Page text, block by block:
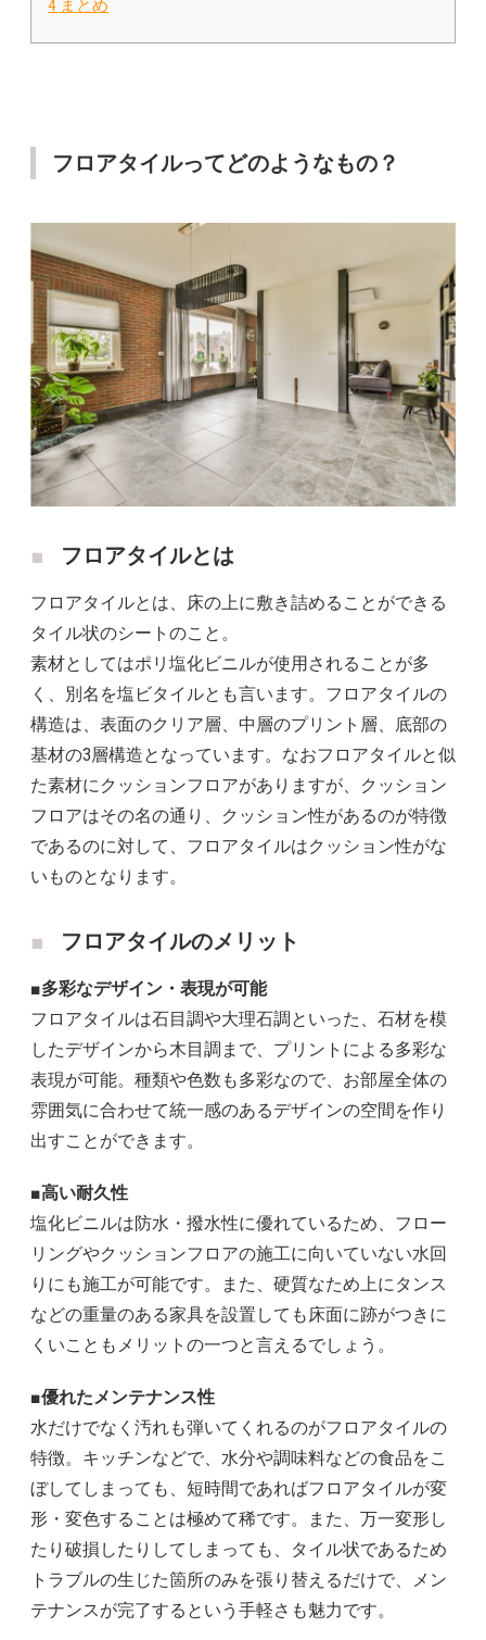
4 まとめ
フロアタイルってどのようなもの？
フロアタイルとは
フロアタイルとは、床の上に敷き詰めることができる
タイル状のシートのこと。
素材としてはポリ塩化ビニルが使用されることが多
く、別名を塩ビタイルとも言います。フロアタイルの
構造は、表面のクリア層、中層のプリント層、底部の
基材の3層構造となっています。なおフロアタイルと似
た素材にクッションフロアがありますが、クッション
フロアはその名の通り、クッション性があるのが特徴
であるのに対して、フロアタイルはクッション性がな
いものとなります。
フロアタイルのメリット
■多彩なデザイン・表現が可能
フロアタイルは石目調や大理石調といった、石材を模
したデザインから木目調まで、プリントによる多彩な
表現が可能。種類や色数も多彩なので、お部屋全体の
雰囲気に合わせて統一感のあるデザインの空間を作り
出すことができます。
■高い耐久性
塩化ビニルは防水・撥水性に優れているため、フロー
リングやクッションフロアの施工に向いていない水回
りにも施工が可能です。また、硬質なため上にタンス
などの重量のある家具を設置しても床面に跡がつきに
くいこともメリットの一つと言えるでしょう。
■優れたメンテナンス性
水だけでなく汚れも弾いてくれるのがフロアタイルの
特徴。キッチンなどで、水分や調味料などの食品をこ
ぼしてしまっても、短時間であればフロアタイルが変
形・変色することは極めて稀です。また、万一変形し
たり破損したりしてしまっても、タイル状であるため
トラブルの生じた箇所のみを張り替えるだけで、メン
テナンスが完了するという手軽さも魅力です。